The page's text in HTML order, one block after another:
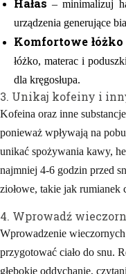
Hałas – minimalizuj
urządzenia generujące
Komfortowe
łóżko, materac i
dla kręgosłupa.
3. Unikaj kofeiny i
Kofeina oraz inne
ponieważ wpływają na
unikać spożywania kawy,
najmniej 4-6 godzin przed
ziołowe, takie jak rumianek
4. Wprowadź
Wprowadzenie
przygotować ciało do snu.
głębokie oddychanie,